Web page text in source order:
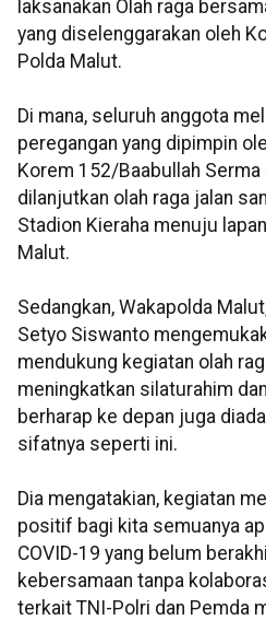
laksanakan Olah raga
yang diselenggarakan oleh
Polda Malut.
Di mana, seluruh anggota
peregangan yang dipimpin
Korem 152/Baabullah Serma
dilanjutkan olah raga jalan
Stadion Kieraha menuju
Malut.
Sedangkan, Wakapolda
Setyo Siswanto
mendukung kegiatan olah
meningkatkan silaturahim
berharap ke depan juga
sifatnya seperti ini.
Dia mengatakian, kegiatan
positif bagi kita semuanya
COVID-19 yang belum
kebersamaan tanpa
terkait TNI-Polri dan Pemda